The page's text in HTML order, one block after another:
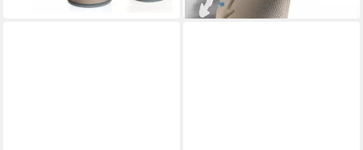
farbene Kniebandage für
Kniebandage Blau mit Gel Pad